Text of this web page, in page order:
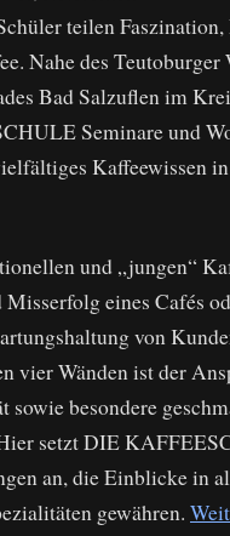
teilen
Nahe des
Bad Salzuflen im
Seminare und
Kaffeewissen
und „jungen“
eines Cafés
von
vier Wänden ist der
sowie besondere
setzt DIE
an, die Einblicke in
gewähren.